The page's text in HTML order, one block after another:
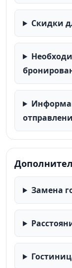
Скидки
Замена